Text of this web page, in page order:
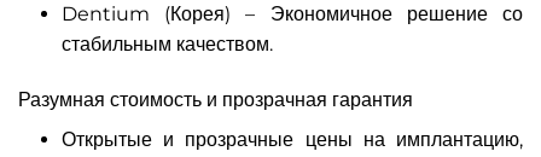
Dentium (Корея) – Экономичное решение со
стабильным качеством.
Разумная стоимость и прозрачная гарантия
Открытые и прозрачные цены на имплантацию,